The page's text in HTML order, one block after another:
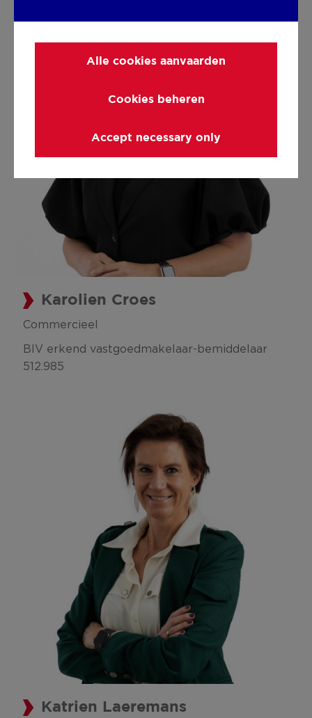
Karolien Croes
Commercieel
BIV erkend vastgoedmakelaar-bemiddelaar
512.985
Katrien Laeremans
Alle cookies aanvaarden
Cookies beheren
Accept necessary only